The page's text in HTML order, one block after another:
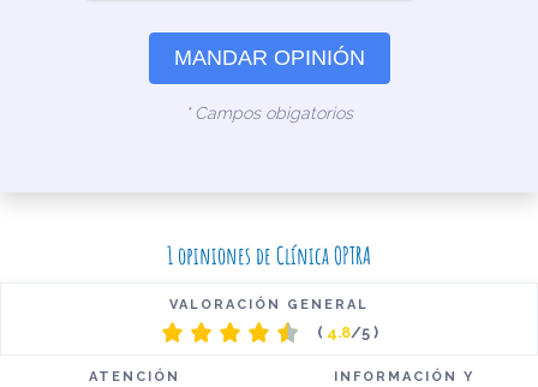
MANDAR OPINIÓN
* Campos obigatorios
1 opiniones de Clínica OPTRA
VALORACIÓN GENERAL
( 4.8/5 )
ATENCIÓN
INFORMACIÓN Y